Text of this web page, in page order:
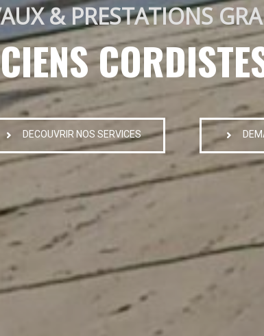
& PRESTATIONS
DECOUVRIR NOS SERVICES